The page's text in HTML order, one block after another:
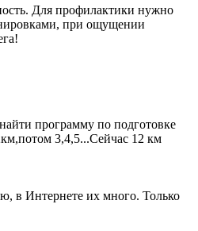
Для профилактики нужно
при ощущении
программу по подготовке
3,4,5...Сейчас 12 км
в Интернете их много. Только